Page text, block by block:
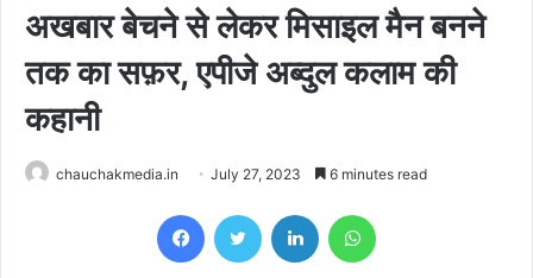
अखबार बेचने से लेकर मिसाइल मैन बनने
तक का सफ़र, एपीजे अब्दुल कलाम की
कहानी
chauchakmedia.in July 27, 2023 6 minutes read
FacebookTwitter LinkedIn